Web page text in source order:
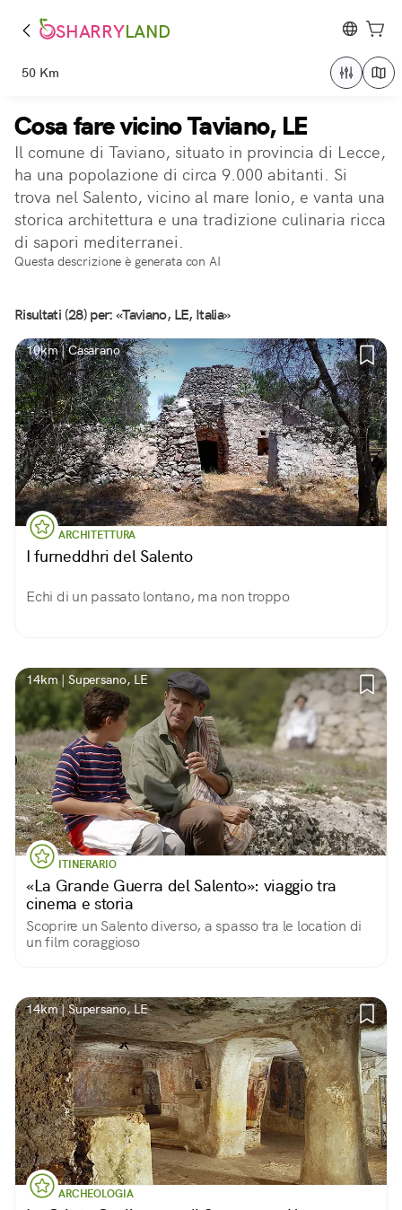
SHARRYLAND
50 Km
Cosa fare vicino Taviano, LE
Il comune di Taviano, situato in provincia di Lecce,
ha una popolazione di circa 9.000 abitanti. Si
trova nel Salento, vicino al mare Ionio, e vanta una
storica architettura e una tradizione culinaria ricca
di sapori mediterranei.
Questa descrizione è generata con AI
Risultati (28) per: «Taviano, LE, Italia»
10km | Casarano
ARCHITETTURA
I furneddhri del Salento
Echi di un passato lontano, ma non troppo
14km | Supersano, LE
ITINERARIO
«La Grande Guerra del Salento»: viaggio tra
cinema e storia
Scoprire un Salento diverso, a spasso tra le location di
un film coraggioso
14km | Supersano, LE
ARCHEOLOGIA